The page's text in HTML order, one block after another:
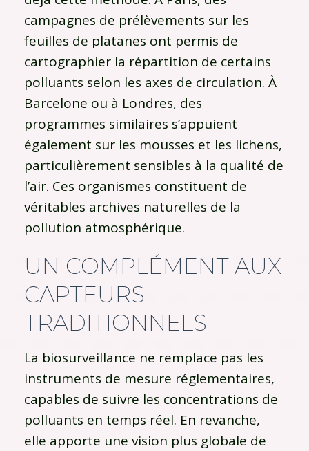
campagnes de prélèvements sur les
feuilles de platanes ont permis de
cartographier la répartition de certains
polluants selon les axes de circulation. À
Barcelone ou à Londres, des
programmes similaires s’appuient
également sur les mousses et les lichens,
particulièrement sensibles à la qualité de
l’air. Ces organismes constituent de
véritables archives naturelles de la
pollution atmosphérique.
UN COMPLÉMENT AUX
CAPTEURS
TRADITIONNELS
La biosurveillance ne remplace pas les
instruments de mesure réglementaires,
capables de suivre les concentrations de
polluants en temps réel. En revanche,
elle apporte une vision plus globale de